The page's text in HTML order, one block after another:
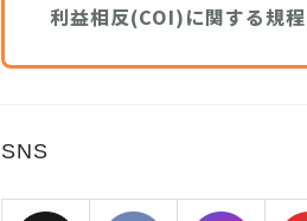
利益相反(COI)に関する規程
SNS